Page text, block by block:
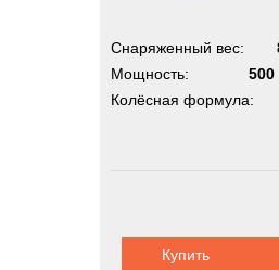
Снаряженный вес:
Мощность:
500
Колёсная формула:
Купить